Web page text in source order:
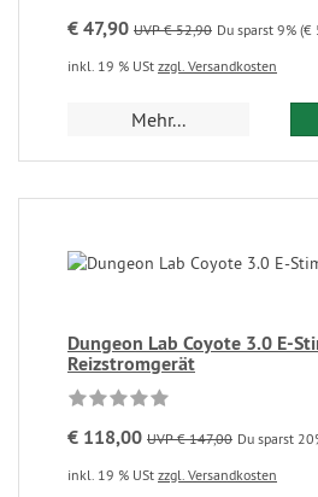
€ 47,90 UVP € 52,90 Du sparst 9% (€
inkl. 19 % USt zzgl. Versandkosten
Mehr...
Dungeon Lab Coyote 3.0 E-
Reizstromgerät
€ 118,00 UVP € 147,00 Du sparst
inkl. 19 % USt zzgl. Versandkosten